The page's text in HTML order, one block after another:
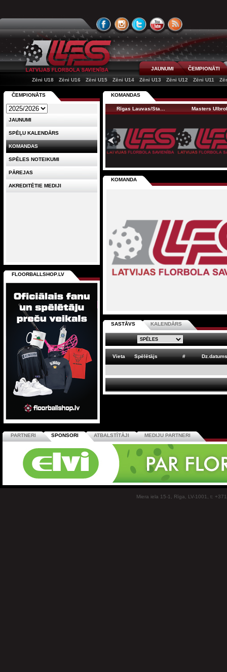
JAUNUMI
ČEMPIONĀTI
Zēni U18
Zēni U16 Zēni U15 Zēni U14 Zēni U13 Zēni U12 Zēni U11
KOMANDAS
Rīgas Lauvas/Sta… Masters
KOMANDA
SASTĀVS KALENDĀRS
Vieta Spēlētājs # Dz.datums
ČEMPIONĀTS
JAUNUMI
SPĒĻU KALENDĀRS
KOMANDAS
SPĒLES NOTEIKUMI
PĀREJAS
AKREDITĒTIE MEDIJI
FLOORBALLSHOP.LV
PARTNERI SPONSORI ATBALSTĪTĀJI MEDIJU PARTNERI
Miera iela 15-1, Rīga, LV-1001, t: